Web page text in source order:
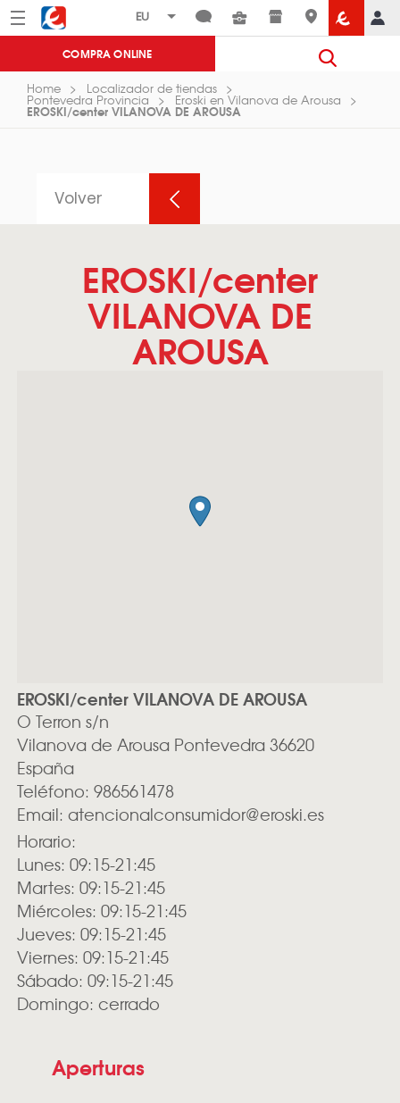
Menú Eroski
COMPRA ONLINE
Home Localizador de tiendas
Pontevedra Provincia Eroski en Vilanova de Arousa
EROSKI/center VILANOVA DE AROUSA
Volver
EROSKI/center
VILANOVA DE
AROUSA
EROSKI/center VILANOVA DE AROUSA
O Terron s/n
Vilanova de Arousa Pontevedra 36620
España
Teléfono: 986561478
Email: atencionalconsumidor@eroski.es
Horario:
Lunes: 09:15-21:45
Martes: 09:15-21:45
Miércoles: 09:15-21:45
Jueves: 09:15-21:45
Viernes: 09:15-21:45
Sábado: 09:15-21:45
Domingo: cerrado
Aperturas